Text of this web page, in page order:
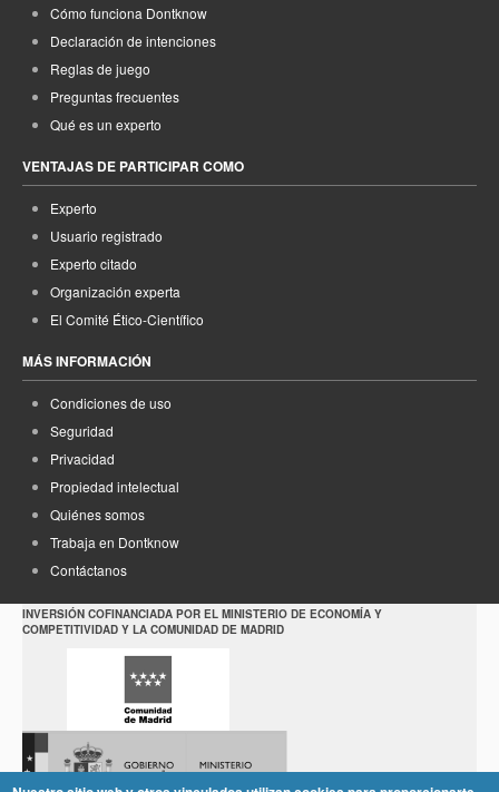
Cómo funciona Dontknow
Declaración de intenciones
Reglas de juego
Preguntas frecuentes
Qué es un experto
VENTAJAS DE PARTICIPAR COMO
Experto
Usuario registrado
Experto citado
Organización experta
El Comité Ético-Científico
MÁS INFORMACIÓN
Condiciones de uso
Seguridad
Privacidad
Propiedad intelectual
Quiénes somos
Trabaja en Dontknow
Contáctanos
INVERSIÓN COFINANCIADA POR EL MINISTERIO DE ECONOMÍA Y
COMPETITIVIDAD Y LA COMUNIDAD DE MADRID